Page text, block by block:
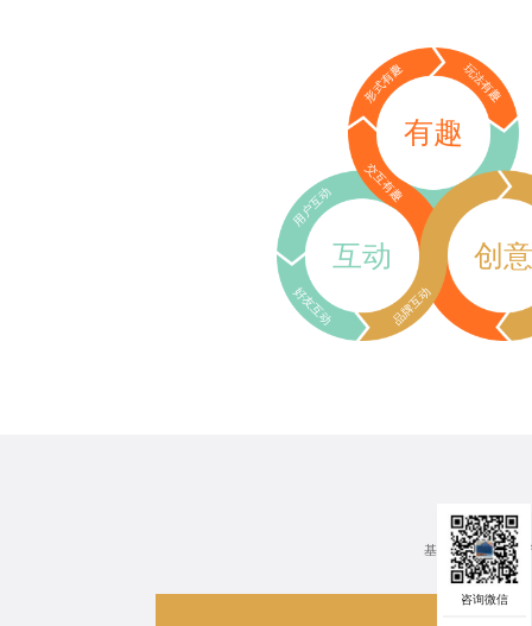
有趣
形式有趣 玩法有趣
交互有趣
互动
用户互动
好友互动 品牌互动
创
基于行业、场景